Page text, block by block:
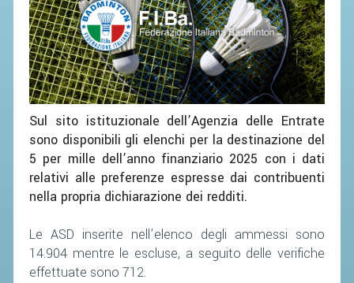
Sul sito istituzionale dell’Agenzia delle Entrate
sono disponibili gli elenchi per la destinazione del
5 per mille dell’anno finanziario 2025 con i dati
relativi alle preferenze espresse dai contribuenti
nella propria dichiarazione dei redditi.
Le ASD inserite nell’elenco degli ammessi sono
14.904 mentre le escluse, a seguito delle verifiche
effettuate sono 712.